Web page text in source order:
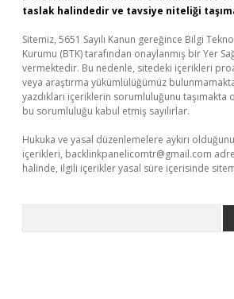
taslak halindedir ve tavsiye niteliği
Sitemiz, 5651 Sayılı Kanun gereğince Bilgi
Kurumu (BTK) tarafından onaylanmış bir Yer
vermektedir. Bu nedenle, sitedeki içerikleri
veya araştırma yükümlülüğümüz
yazdıkları içeriklerin sorumluluğunu taşımakta
bu sorumluluğu kabul etmiş sayılırlar.
Hukuka ve yasal düzenlemelere aykırı
içerikleri, backlinkpanelicomtr@gmail.com
halinde, ilgili içerikler yasal süre içerisinde